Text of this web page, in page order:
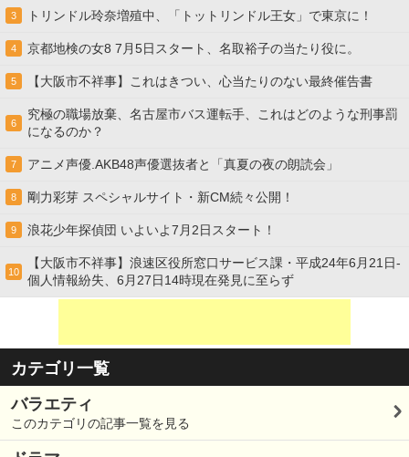
3 トリンドル玲奈増殖中、「トットリンドル王女」で東京に！
4 京都地検の女8 7月5日スタート、名取裕子の当たり役に。
5 【大阪市不祥事】これはきつい、心当たりのない最終催告書
6
究極の職場放棄、名古屋市バス運転手、これはどのような刑事罰
になるのか？
7 アニメ声優.AKB48声優選抜者と「真夏の夜の朗読会」
8 剛力彩芽 スペシャルサイト・新CM続々公開！
9 浪花少年探偵団 いよいよ7月2日スタート！
10
【大阪市不祥事】浪速区役所窓口サービス課・平成24年6月21日-
個人情報紛失、6月27日14時現在発見に至らず
カテゴリ一覧
バラエティ
このカテゴリの記事一覧を見る